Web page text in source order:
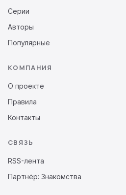
Серии
Авторы
Популярные
КОМПАНИЯ
О проекте
Правила
Контакты
СВЯЗЬ
RSS-лента
Партнёр: Знакомства